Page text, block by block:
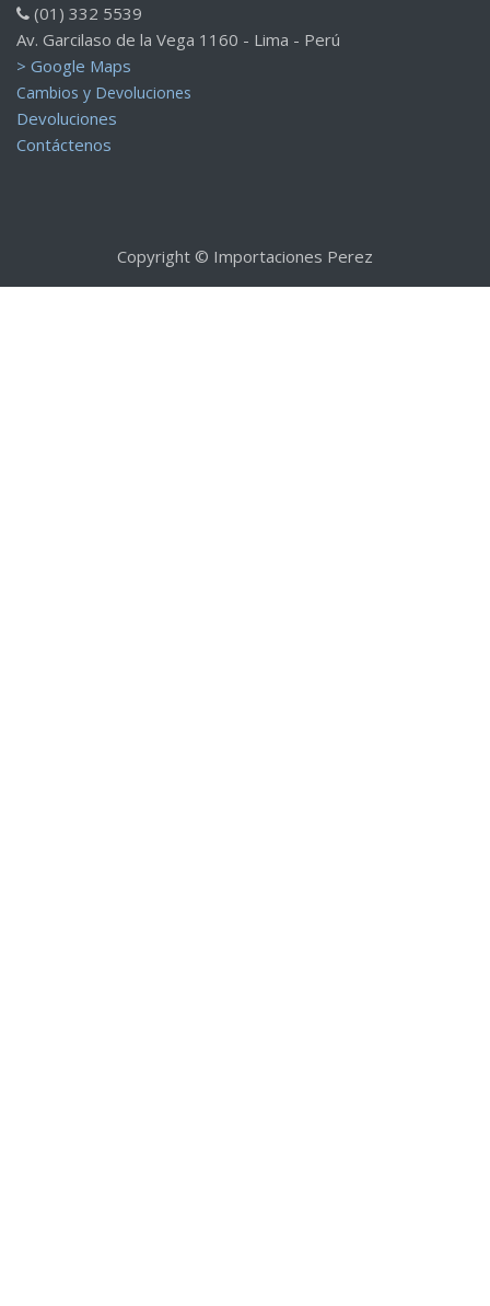
(01) 332 5539
Av. Garcilaso de la Vega 1160 - Lima - Perú
> Google Maps
Cambios y Devoluciones
Devoluciones
Contáctenos
Copyright © Importaciones Perez